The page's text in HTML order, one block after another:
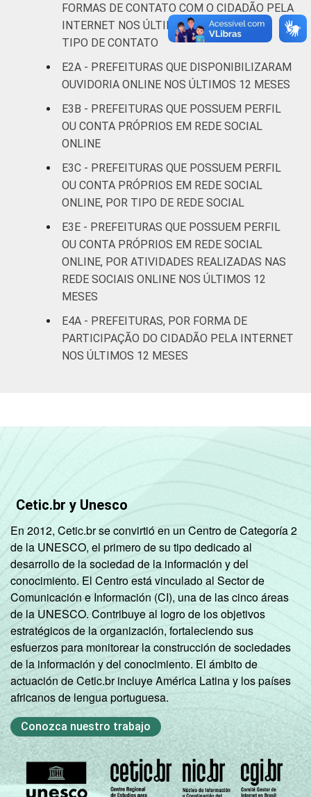
Mais de
500 mil
habitantes
96 0
Fonte: CGI.br/NIC.br, Centro Regional de
Estudos para o Desenvolvimento da
Sociedade da Informação (Cetic.br),
Pesquisa sobre o uso das tecnologias de
brasileiro - TIC Governo Eletrônico 2021.
FORMAS DE CONTATO COM O CIDADÃO PELA
INTERNET NOS ÚLTIMOS 12 MESES, POR
TIPO DE CONTATO
E2A - PREFEITURAS QUE DISPONIBILIZARAM
OUVIDORIA ONLINE NOS ÚLTIMOS 12 MESES
E3B - PREFEITURAS QUE POSSUEM PERFIL
OU CONTA PRÓPRIOS EM REDE SOCIAL
ONLINE
E3C - PREFEITURAS QUE POSSUEM PERFIL
OU CONTA PRÓPRIOS EM REDE SOCIAL
ONLINE, POR TIPO DE REDE SOCIAL
E3E - PREFEITURAS QUE POSSUEM PERFIL
OU CONTA PRÓPRIOS EM REDE SOCIAL
ONLINE, POR ATIVIDADES REALIZADAS NAS
REDE SOCIAIS ONLINE NOS ÚLTIMOS 12
MESES
E4A - PREFEITURAS, POR FORMA DE
PARTICIPAÇÃO DO CIDADÃO PELA INTERNET
NOS ÚLTIMOS 12 MESES
Cetic.br y Unesco
En 2012, Cetic.br se convirtió en un Centro de Categoría 2
de la UNESCO, el primero de su tipo dedicado al
desarrollo de la sociedad de la información y del
conocimiento. El Centro está vinculado al Sector de
Comunicación e Información (CI), una de las cinco áreas
de la UNESCO. Contribuye al logro de los objetivos
estratégicos de la organización, fortaleciendo sus
esfuerzos para monitorear la construcción de sociedades
de la información y del conocimiento. El ámbito de
actuación de Cetic.br incluye América Latina y los países
africanos de lengua portuguesa.
Conozca nuestro trabajo